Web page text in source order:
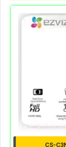
CS-